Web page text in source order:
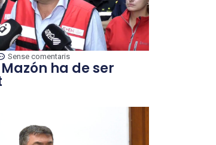
Sense comentaris
ha de ser